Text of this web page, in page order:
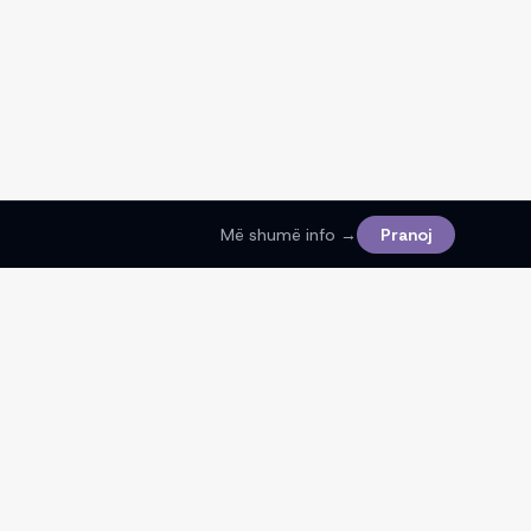
Më shumë info → Pranoj